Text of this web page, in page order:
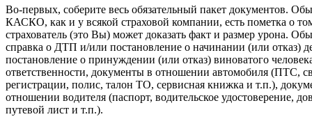
Во-первых, соберите весь обязательный пакет документов.
КАСКО, как и у всякой страховой компании, есть пометка о
страхователь (это Вы) может доказать факт и размер урона.
справка о ДТП и/или постановление о начинании (или отказ)
постановление о принуждении (или отказ) виноватого
ответственности, документы в отношении автомобиля (ПТС,
регистрации, полис, талон ТО, сервисная книжка и т.п.),
отношении водителя (паспорт, водительское удостоверение,
путевой лист и т.п.).